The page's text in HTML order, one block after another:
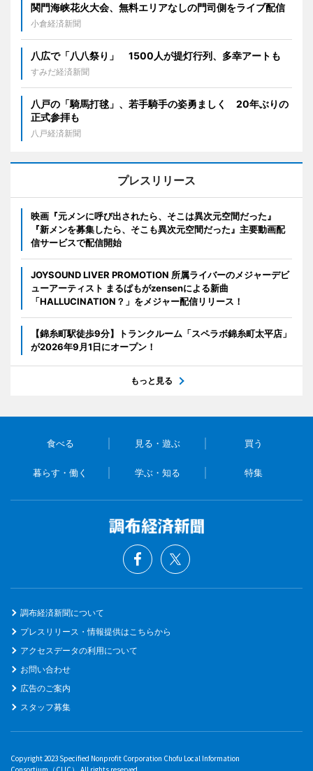
関門海峡花火大会、無料エリアなしの門司側をライブ配信
小倉経済新聞
八広で「八八祭り」 1500人が提灯行列、多幸アートも
すみだ経済新聞
八戸の「騎馬打毬」、若手騎手の姿勇ましく 20年ぶりの
正式参拝も
八戸経済新聞
プレスリリース
映画『元メンに呼び出されたら、そこは異次元空間だった』
『新メンを募集したら、そこも異次元空間だった』主要動画配
信サービスで配信開始
JOYSOUND LIVER PROMOTION 所属ライバーのメジャーデビ
ューアーティスト まるぱもがzensenによる新曲
「HALLUCINATION？」をメジャー配信リリース！
【錦糸町駅徒歩9分】トランクルーム「スペラボ錦糸町太平店」
が2026年9月1日にオープン！
もっと見る
食べる 見る・遊ぶ 買う
暮らす・働く 学ぶ・知る 特集
調布経済新聞について
プレスリリース・情報提供はこちらから
アクセスデータの利用について
お問い合わせ
広告のご案内
スタッフ募集
Copyright 2023 Specified Nonprofit Corporation Chofu Local Information